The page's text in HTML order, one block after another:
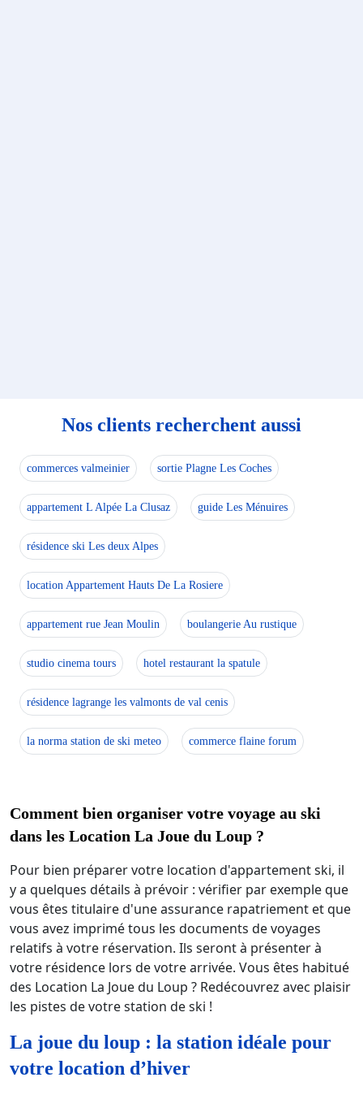
Nos clients recherchent aussi
commerces valmeinier sortie Plagne Les Coches
appartement L Alpée La Clusaz guide Les Ménuires
résidence ski Les deux Alpes
location Appartement Hauts De La Rosiere
appartement rue Jean Moulin boulangerie Au rustique
studio cinema tours hotel restaurant la spatule
résidence lagrange les valmonts de val cenis
la norma station de ski meteo commerce flaine forum
Comment bien organiser votre voyage au ski
dans les Location La Joue du Loup ?
Pour bien préparer votre location d'appartement ski, il
y a quelques détails à prévoir : vérifier par exemple que
vous êtes titulaire d'une assurance rapatriement et que
vous avez imprimé tous les documents de voyages
relatifs à votre réservation. Ils seront à présenter à
votre résidence lors de votre arrivée. Vous êtes habitué
des Location La Joue du Loup ? Redécouvrez avec plaisir
les pistes de votre station de ski !
La joue du loup : la station idéale pour
votre location d’hiver